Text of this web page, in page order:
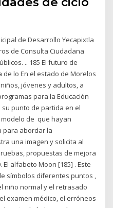
de Desarrollo Yecapixtla
de Consulta Ciudadana
.. 185 El futuro de
lo En el estado de Morelos
jóvenes y adultos, a
para la Educación
punto de partida en el
modelo de que hayan
para abordar la
una imagen y solicita al
propuestas de mejora
alfabeto Moon [185] . Este
símbolos diferentes puntos ,
niño normal y el retrasado
examen médico, el erróneos